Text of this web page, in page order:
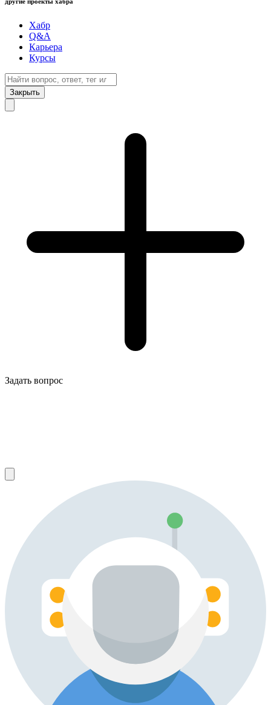
Хабр
Q&A
Карьера
Курсы
Закрыть
Задать вопрос